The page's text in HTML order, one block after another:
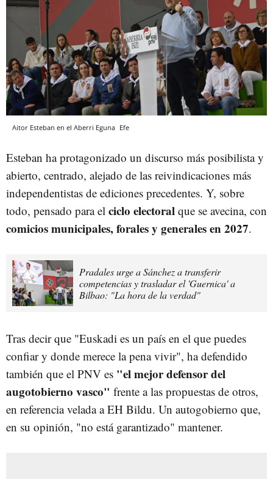
Aitor Esteban en el Aberri Eguna Efe
Esteban ha protagonizado un discurso más posibilista y
abierto, centrado, alejado de las reivindicaciones más
independentistas de ediciones precedentes. Y, sobre
todo, pensado para el ciclo electoral que se avecina, con
comicios municipales, forales y generales en 2027.
Pradales urge a Sánchez a transferir
competencias y trasladar el 'Guernica' a
Bilbao: "La hora de la verdad"
Tras decir que "Euskadi es un país en el que puedes
confiar y donde merece la pena vivir", ha defendido
también que el PNV es "el mejor defensor del
augotobierno vasco" frente a las propuestas de otros,
en referencia velada a EH Bildu. Un autogobierno que,
en su opinión, "no está garantizado" mantener.